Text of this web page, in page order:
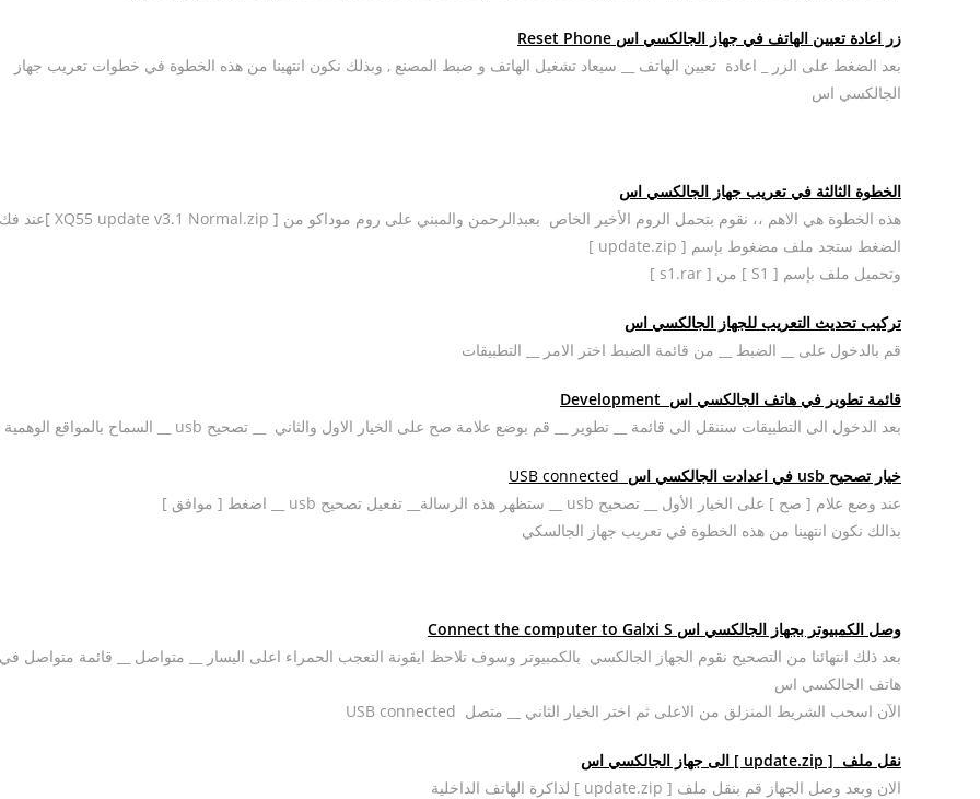
زر اعادة تعيين الهاتف في جهاز الجالكسي اس Reset Phone
بعد الضغط على الزر _ اعادة تعيين الهاتف __ سيعاد تشغيل الهاتف و ضبط المصنع , وبذلك نكون انتهينا من هذه الخطوة في خطوات تعريب جهاز
الجالكسي اس
الخطوة الثالثة في تعريب جهاز الجالكسي اس
هذه الخطوة هي الاهم ،، نقوم بتحمل الروم الأخير الخاص بعبدالرحمن والمبني على روم موداكو من [ XQ55 update v3.1 Normal.zip ]عند فك
الضغط ستجد ملف مضغوط بإسم [ update.zip ]
وتحميل ملف بإسم [ S1 ] من [ s1.rar ]
تركيب تحديث التعريب للجهاز الجالكسي اس
قم بالدخول على __ الضبط __ من قائمة الضبط اختر الامر __ التطبيقات
قائمة تطوير في هاتف الجالكسي اس Development
بعد الدخول الى التطبيقات ستنقل الى قائمة __ تطوير __ قم بوضع علامة صح على الخيار الاول والثاني __ تصحيح usb __ السماح بالمواقع الوهمية
خيار تصحيح usb في اعدادت الجالكسي اس
عند وضع علام [ صح ] على الخيار الأول __ تصحيح usb __ ستظهر هذه الرسالة__ تفعيل تصحيح usb __ اضغط [ موافق ]
بذالك نكون انتهينا من هذه الخطوة في تعريب جهاز الجالسكي
وصل الكمبيوتر بجهاز الجالكسي اس Connect the computer to Galxi S
بعد ذلك انتهائنا من التصحيح نقوم الجهاز الجالكسي بالكمبيوتر وسوف تلاحظ ايقونة التعجب الحمراء اعلى اليسار __ متواصل __ قائمة متواصل في
هاتف الجالكسي اس
الآن اسحب الشريط المنزلق من الاعلى ثم اختر الخيار الثاني __ متصل USB connected
نقل ملف [ update.zip ] الى جهاز الجالكسي اس
الان وبعد وصل الجهاز قم بنقل ملف [ update.zip ] لذاكرة الهاتف الداخلية